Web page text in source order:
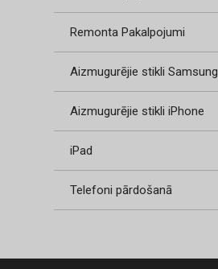
Remonta Pakalpojumi
Aizmugurējie stikli Samsung
Aizmugurējie stikli iPhone
iPad
Telefoni pārdošanā